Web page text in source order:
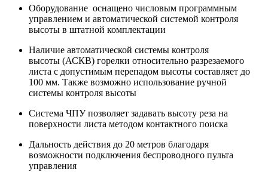
Оборудование оснащено числовым программным
управлением и автоматической системой контроля
высоты в штатной комплектации
Наличие автоматической системы контроля
высоты (АСКВ) горелки относительно разрезаемого
листа с допустимым перепадом высоты составляет до
100 мм. Также возможно использование ручной
системы контроля высоты
Система ЧПУ позволяет задавать высоту реза на
поверхности листа методом контактного поиска
Дальность действия до 20 метров благодаря
возможности подключения беспроводного пульта
управления